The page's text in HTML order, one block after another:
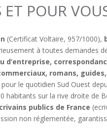
ET POUR
(Certificat Voltaire, 957/1000),
à toutes demandes
d’entreprise,
romans,
le quotidien Sud Ouest
habitants sur la rive droite de
publics de France
non réglementée,